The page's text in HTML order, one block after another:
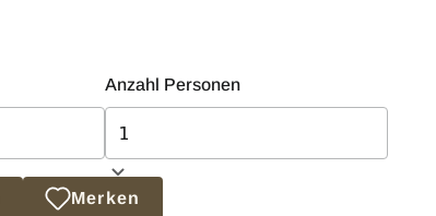
Anzahl Personen
Merken